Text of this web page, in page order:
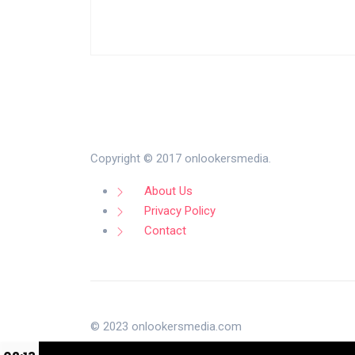
Copyright © 2017 onlookersmedia.
About Us
Privacy Policy
Contact
© 2023 onlookersmedia.com